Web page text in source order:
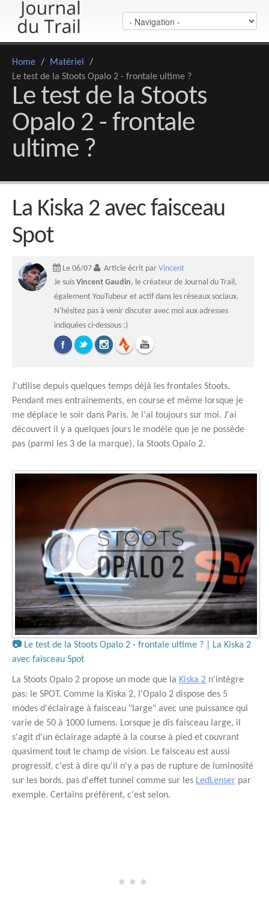
Home / Matériel
/
Le test de la Stoots Opalo 2 - frontale ultime ?
Le test de la Stoots
Opalo 2 - frontale
ultime ?
La Kiska 2 avec faisceau
Spot
Le 06/07 Article écrit par Vincent
Je suis Vincent Gaudin, le créateur de Journal du Trail,
également YouTubeur et actif dans les réseaux sociaux.
N'hésitez pas à venir discuter avec moi aux adresses
indiquées ci-dessous :)
J'utilise depuis quelques temps déjà les frontales Stoots.
Pendant mes entrainements, en course et même lorsque je
me déplace le soir dans Paris. Je l'ai toujours sur moi. J'ai
découvert il y a quelques jours le modèle que je ne possède
pas (parmi les 3 de la marque), la Stoots Opalo 2.
📷 Le test de la Stoots Opalo 2 - frontale ultime ? | La Kiska 2
avec faisceau Spot
La Stoots Opalo 2 propose un mode que la Kiska 2 n'intègre
pas: le SPOT. Comme la Kiska 2, l'Opalo 2 dispose des 5
modes d'éclairage à faisceau "large" avec une puissance qui
varie de 50 à 1000 lumens. Lorsque je dis faisceau large, il
s'agit d'un éclairage adapté à la course à pied et couvrant
quasiment tout le champ de vision. Le faisceau est aussi
progressif, c'est à dire qu'il n'y a pas de rupture de luminosité
sur les bords, pas d'effet tunnel comme sur les LedLenser par
exemple. Certains préfèrent, c'est selon.